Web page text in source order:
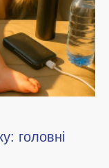
головні